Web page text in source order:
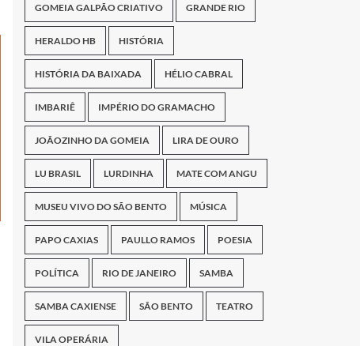
GOMEIA GALPÃO CRIATIVO GRANDE RIO
HERALDO HB HISTÓRIA
HISTÓRIA DA BAIXADA HÉLIO CABRAL
IMBARIÊ IMPÉRIO DO GRAMACHO
JOÃOZINHO DA GOMEIA LIRA DE OURO
LU BRASIL LURDINHA MATE COM ANGU
MUSEU VIVO DO SÃO BENTO MÚSICA
PAPO CAXIAS PAULLO RAMOS POESIA
POLÍTICA RIO DE JANEIRO SAMBA
SAMBA CAXIENSE SÃO BENTO TEATRO
VILA OPERÁRIA